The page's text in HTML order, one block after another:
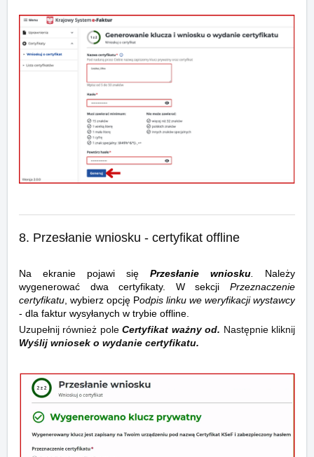
8. Przesłanie wniosku - certyfikat offline
Na ekranie pojawi się Przesłanie wniosku
Należy
wygenerować dwa certyfikaty. W sekcji Przeznaczenie
certyfikatu , wybierz opcję Podpis linku we weryfikacji wystawcy
- dla faktur wysyłanych w trybie offline.
Uzupełnij również poleCertyfikat ważny od. Następnie kliknij
Wyślij wniosek o wydanie certyfikatu.